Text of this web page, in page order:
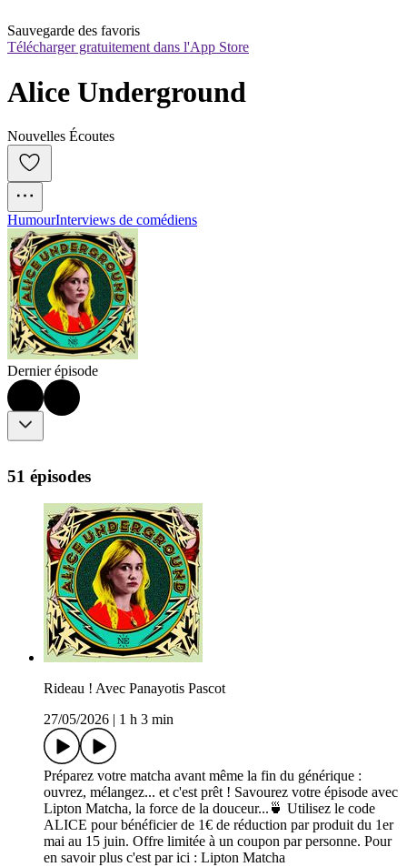
Sauvegarde des favoris
Télécharger gratuitement dans l'App Store
Alice Underground
Nouvelles Écoutes
HumourInterviews de comédiens
Dernier épisode
51 épisodes
Rideau ! Avec Panayotis Pascot
27/05/2026
1 h 3 min
Préparez votre matcha avant même la fin du générique :
ouvrez, mélangez... et c'est prêt ! Savourez votre épisode avec
Lipton Matcha, la force de la douceur...🍵 Utilisez le code
ALICE pour bénéficier de 1€ de réduction par produit du 1er
mai au 15 juin. Offre limitée à un coupon par personne. Pour
en savoir plus c'est par ici : Lipton Matcha